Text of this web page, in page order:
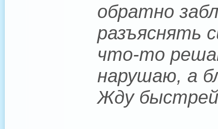
обратно
разъяснять
что-то
нарушаю, а
Жду